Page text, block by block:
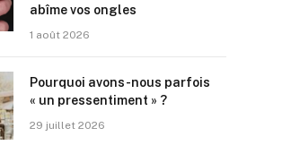
abîme vos ongles
1 août 2026
Pourquoi avons-nous parfois
« un pressentiment » ?
29 juillet 2026